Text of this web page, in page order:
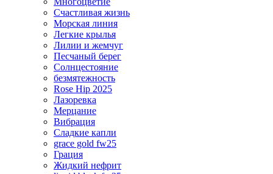
Счастливая жизнь
Морская линия
Легкие крылья
Лилии и жемчуг
Песчаный берег
Солнцестояние
безмятежность
Rose Hip 2025
Лазоревка
Мерцание
Вибрация
Сладкие капли
grace gold fw25
Грация
Жидкий нефрит